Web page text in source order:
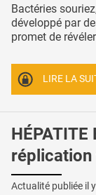
Bactéries
développé par
promet de
LIRE LA
réplication
Actualité publiée il